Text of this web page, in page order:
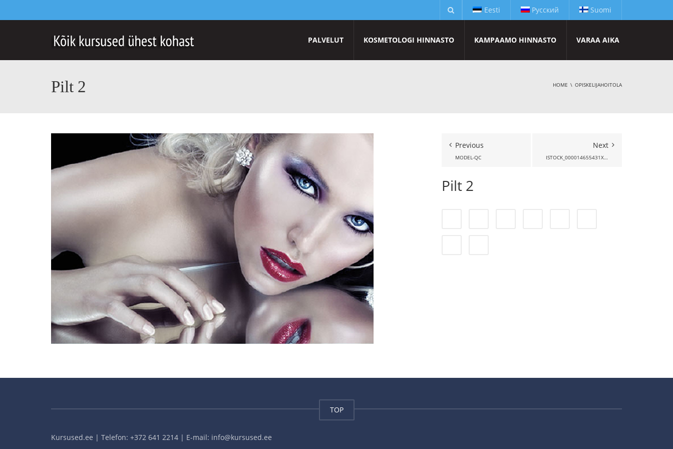
Eesti Русский Suomi
PALVELUT KOSMETOLOGI HINNASTO KAMPAAMO HINNASTO VARAA AIKA
Pilt 2 HOME OPISKELIJAHOITOLA
Previous
MODEL-QC
Next
ISTOCK_000014655431XSMALL
Pilt 2
TOP
Kursused.ee | Telefon: +372 641 2214 | E-mail: info@kursused.ee